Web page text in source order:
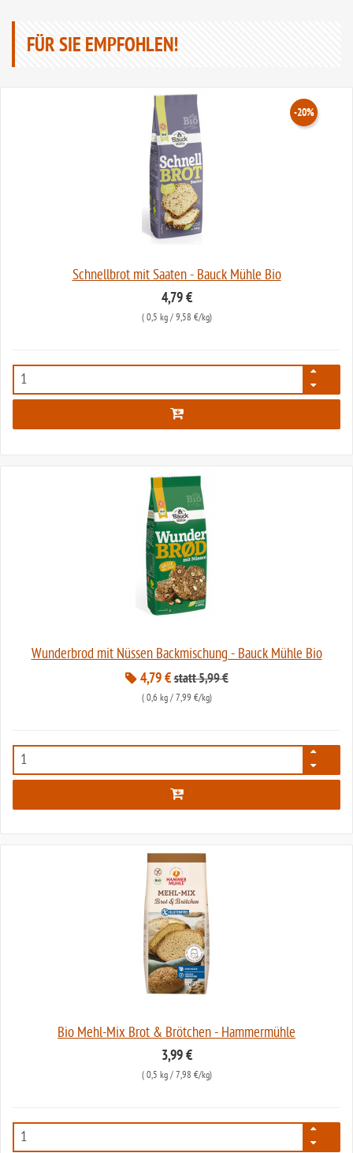
FÜR SIE EMPFOHLEN!
Schnellbrot mit Saaten - Bauck Mühle Bio
4,79 €
( 0,5 kg/ 9,58 €/kg)
119
Wunderbrod mit Nüssen Backmischung - Bauck Mühle Bio
4,79 €
-20%
statt 5,99 €
( 0,6 kg/ 7,99 €/kg)
4686
Bio Mehl-Mix Brot & Brötchen - Hammermühle
3,99 €
( 0,5 kg/ 7,98 €/kg)
7572